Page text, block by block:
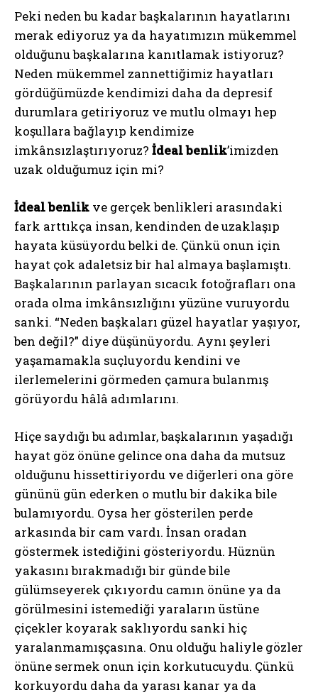
Peki neden bu kadar başkalarının hayatlarını
merak ediyoruz ya da hayatımızın mükemmel
olduğunu başkalarına kanıtlamak istiyoruz?
Neden mükemmel zannettiğimiz hayatları
gördüğümüzde kendimizi daha da depresif
durumlara getiriyoruz ve mutlu olmayı hep
koşullara bağlayıp kendimize
imkânsızlaştırıyoruz? İdeal benlik’imizden
uzak olduğumuz için mi?
İdeal benlik ve gerçek benlikleri arasındaki
fark arttıkça insan, kendinden de uzaklaşıp
hayata küsüyordu belki de. Çünkü onun için
hayat çok adaletsiz bir hal almaya başlamıştı.
Başkalarının parlayan sıcacık fotoğrafları ona
orada olma imkânsızlığını yüzüne vuruyordu
sanki. “Neden başkaları güzel hayatlar yaşıyor,
ben değil?” diye düşünüyordu. Aynı şeyleri
yaşamamakla suçluyordu kendini ve
ilerlemelerini görmeden çamura bulanmış
görüyordu hâlâ adımlarını.
Hiçe saydığı bu adımlar, başkalarının yaşadığı
hayat göz önüne gelince ona daha da mutsuz
olduğunu hissettiriyordu ve diğerleri ona göre
gününü gün ederken o mutlu bir dakika bile
bulamıyordu. Oysa her gösterilen perde
arkasında bir cam vardı. İnsan oradan
göstermek istediğini gösteriyordu. Hüznün
yakasını bırakmadığı bir günde bile
gülümseyerek çıkıyordu camın önüne ya da
görülmesini istemediği yaraların üstüne
çiçekler koyarak saklıyordu sanki hiç
yaralanmamışçasına. Onu olduğu haliyle gözler
önüne sermek onun için korkutucuydu. Çünkü
korkuyordu daha da yarası kanar ya da